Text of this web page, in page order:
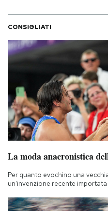
CONSIGLIATI
La moda anacronistica
Per quanto evochino una
un'invenzione recente